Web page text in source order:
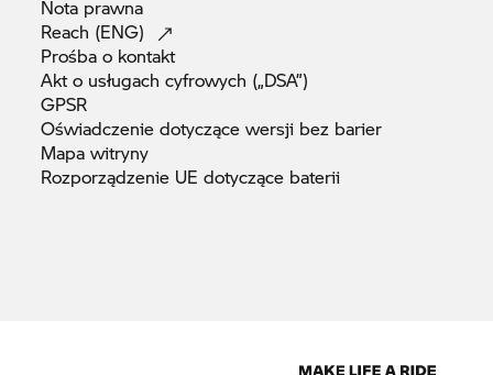
Nota prawna
Reach (ENG)
Prośba o kontakt
Akt o usługach cyfrowych („DSA”)
GPSR
Oświadczenie dotyczące wersji bez barier
Mapawitryny
Rozporządzenie UE dotyczące baterii